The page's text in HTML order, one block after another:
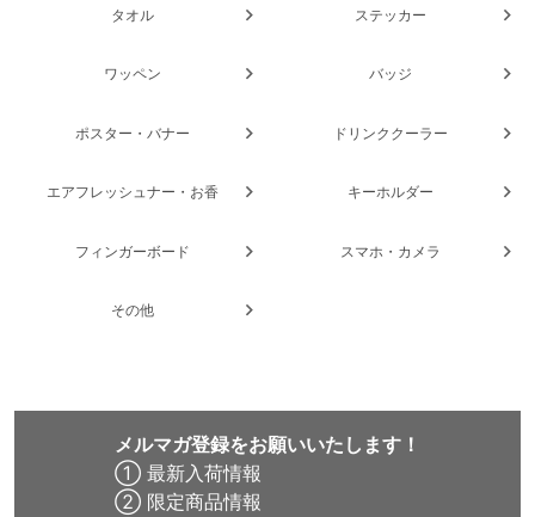
タオル ステッカー
ワッペン バッジ
ポスター・バナー ドリンククーラー
エアフレッシュナー・お香 キーホルダー
フィンガーボード スマホ・カメラ
その他
メルマガ登録をお願いいたします！
① 最新入荷情報
② 限定商品情報